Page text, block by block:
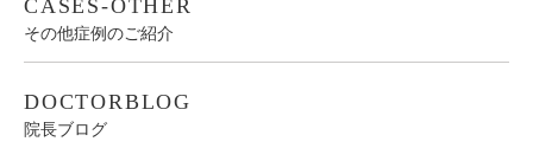
CASES-OTHER
その他症例のご紹介
DOCTORBLOG
院長ブログ